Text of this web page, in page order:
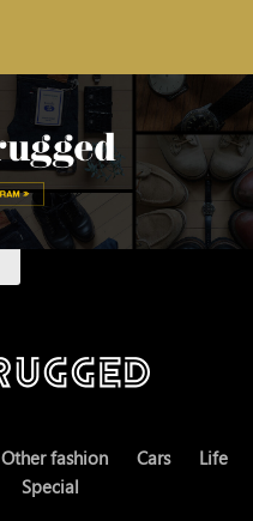
Other fashion Cars
Life
Special